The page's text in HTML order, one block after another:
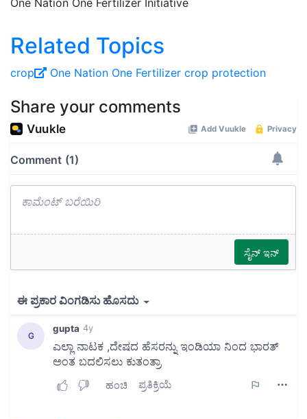
One Nation One Fertilizer Initiative
Related Topics
crop One Nation One Fertilizer crop protection
Share your comments